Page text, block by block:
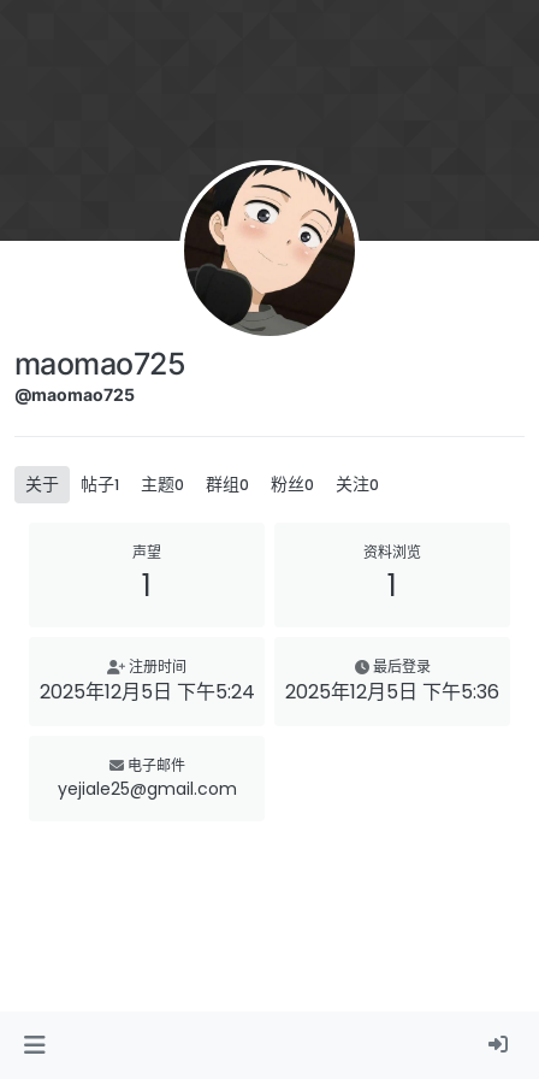
maomao725
@maomao725
关于 帖子1 主题0 群组0 粉丝0 关注0
声望
1
资料浏览
1
注册时间
2025年12月5日 下午5:24
最后登录
2025年12月5日 下午5:36
电子邮件
yejiale25@gmail.com